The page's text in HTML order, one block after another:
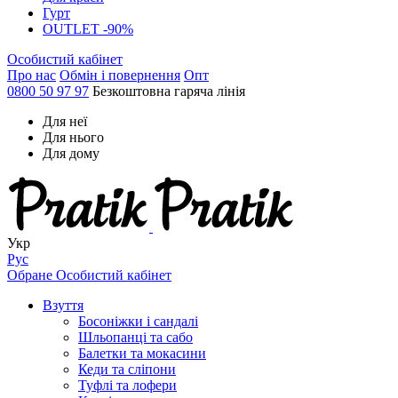
Гурт
OUTLET -90%
Особистий кабінет
Про нас Обмін і повернення Опт
0800 50 97 97 Безкоштовна гаряча лінія
Для неї
Для нього
Для дому
Укр
Рус
Обране Особистий кабінет
Взуття
Босоніжки і сандалі
Шльопанці та сабо
Балетки та мокасини
Кеди та сліпони
Туфлі та лофери